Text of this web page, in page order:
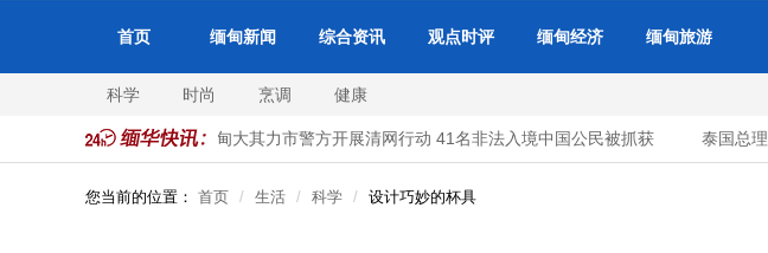
首页 缅甸新闻 综合资讯 观点时评 缅甸经济 缅甸旅游
科学 时尚 烹调 健康
各省邦分局受理 缅甸大其力市警方开展清网行动 41名非法入境中国公民被抓获 泰国总理与
您当前的位置： 首页 生活 科学 设计巧妙的杯具